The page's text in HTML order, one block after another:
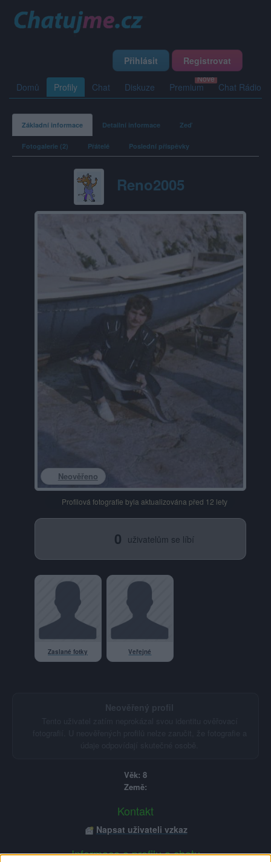
Přihlásit Registrovat
Domů Profily Chat Diskuze Premium Chat Rádio
Základní informace Detailní informace Zeď
Fotogalerie (2) Přátelé Poslední příspěvky
Reno2005
Neověřeno
Profilová fotografie byla aktualizována před 12 lety
0 uživatelům se líbí
Zaslané fotky Veřejné
Věk: 8
Země:
Kontakt
Napsat uživateli vzkaz
Informace o profilu a chatu